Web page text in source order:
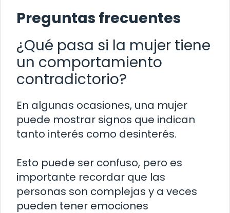
Preguntas frecuentes
¿Qué pasa si la mujer tiene
un comportamiento
contradictorio?
En algunas ocasiones, una mujer
puede mostrar signos que indican
tanto interés como desinterés.
Esto puede ser confuso, pero es
importante recordar que las
personas son complejas y a veces
pueden tener emociones